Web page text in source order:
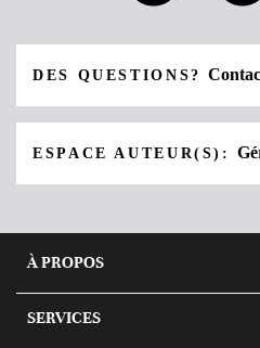
DES QUESTIONS?
ESPACE AUTEUR(S):
À PROPOS
SERVICES